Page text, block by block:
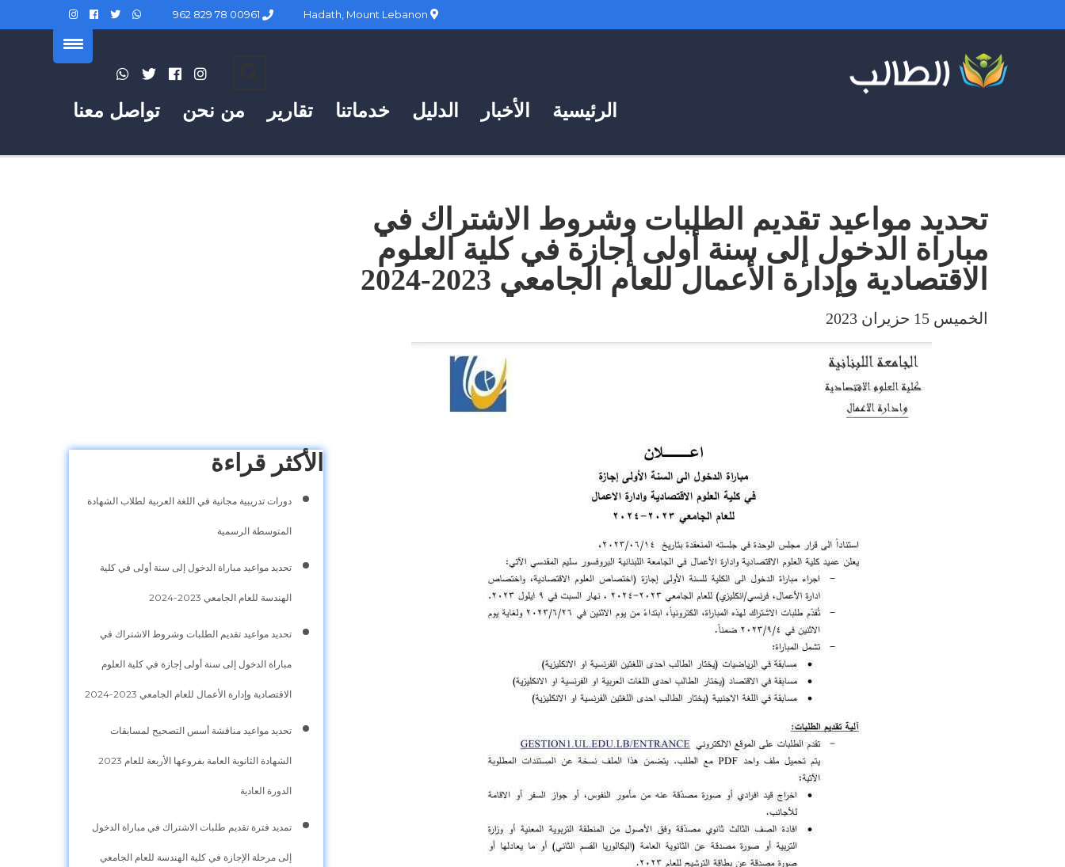
تواصل معنا من نحن تقارير خدماتنا الدليل الأخبار الرئيسية
تحديد مواعيد تقديم الطلبات وشروط الاشتراك في
مباراة الدخول إلى سنة أولى إجازة في كلية العلوم
الاقتصادية وإدارة الأعمال للعام الجامعي 2023-2024
الخميس 15 حزيران 2023
الأكثر قراءة
دورات تدريبية مجانية في اللغة العربية لطلاب الشهادة
المتوسطة الرسمية
تحديد مواعيد مباراة الدخول إلى سنة أولى في كلية
الهندسة للعام الجامعي 2023-2024
تحديد مواعيد تقديم الطلبات وشروط الاشتراك في
مباراة الدخول إلى سنة أولى إجازة في كلية العلوم
الاقتصادية وإدارة الأعمال للعام الجامعي 2023-2024
تحديد مواعيد مناقشة أسس التصحيح لمسابقات
الشهادة الثانوية العامة بفروعها الأربعة للعام 2023
الدورة العادية
تمديد فترة تقديم طلبات الاشتراك في مباراة الدخول
إلى مرحلة الإجازة في كلية الهندسة للعام الجامعي